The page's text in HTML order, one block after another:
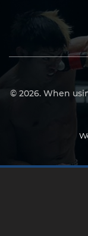
© 2026. When